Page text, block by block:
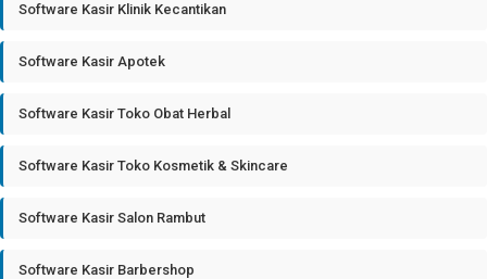
Software Kasir Klinik Kecantikan
Software Kasir Apotek
Software Kasir Toko Obat Herbal
Software Kasir Toko Kosmetik & Skincare
Software Kasir Salon Rambut
Software Kasir Barbershop